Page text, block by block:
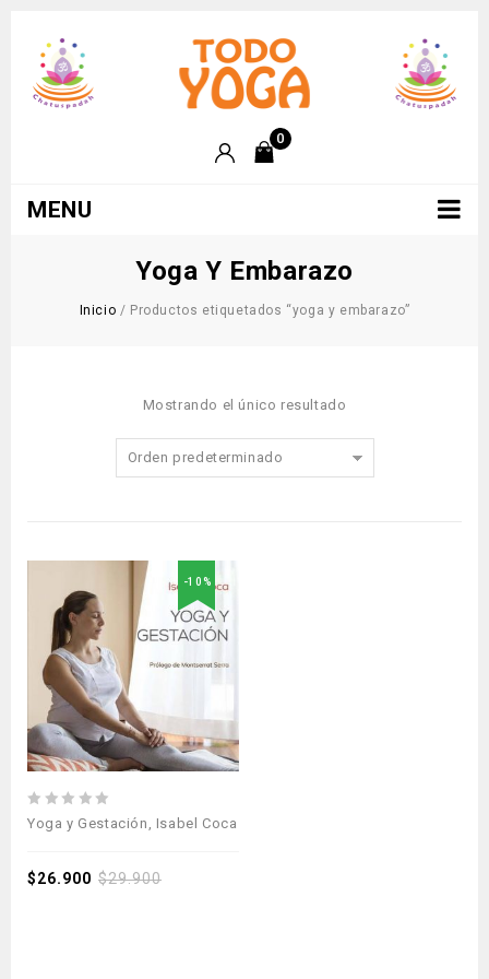
0
MENU
Yoga Y Embarazo
Inicio / Productos etiquetados “yoga y embarazo”
Mostrando el único resultado
Orden predeterminado
-10%
0
5
Yoga y Gestación, Isabel Coca
$29.900
$26.900